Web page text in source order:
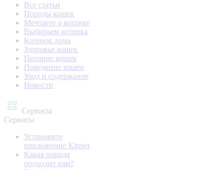
Все статьи
Породы кошек
Мечтаете о котенке
Выбираем котенка
Котенок дома
Здоровье кошек
Питание кошек
Поведение кошек
Уход и содержание
Новости
Сервисы
Сервисы
Установите
приложение Kinpet
Какая порода
подходит вам?